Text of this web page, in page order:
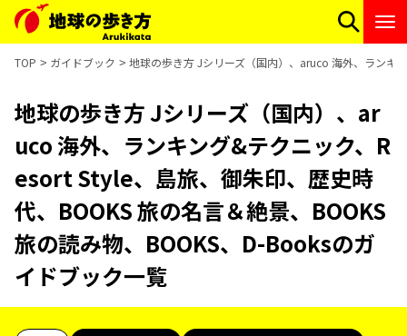
TOP ガイドブック 地球の歩き方 Jシリーズ（国内）、aruco 海外、ランキ
地球の歩き方 Jシリーズ（国内）、ar
uco 海外、ランキング&テクニック、R
esort Style、島旅、御朱印、歴史時
代、BOOKS 旅の名言＆絶景、BOOKS
旅の読み物、BOOKS、D-Booksのガ
イドブック一覧